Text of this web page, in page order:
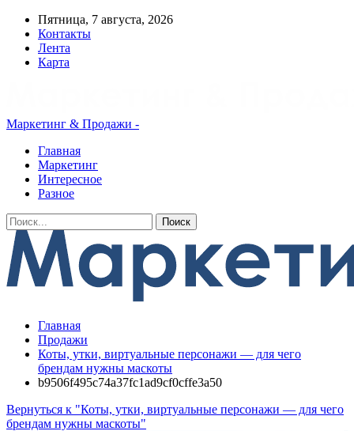
Пятница, 7 августа, 2026
Контакты
Лента
Карта
Маркетинг & Продажи -
Главная
Маркетинг
Интересное
Разное
Главная
Продажи
Коты, утки, виртуальные персонажи — для чего
брендам нужны маскоты
b9506f495c74a37fc1ad9cf0cffe3a50
Вернуться к "Коты, утки, виртуальные персонажи — для чего
брендам нужны маскоты"